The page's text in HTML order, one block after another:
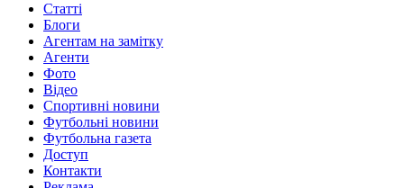
Статті
Блоги
Агентам на замітку
Агенти
Фото
Відео
Спортивні новини
Футбольні новини
Футбольна газета
Доступ
Контакти